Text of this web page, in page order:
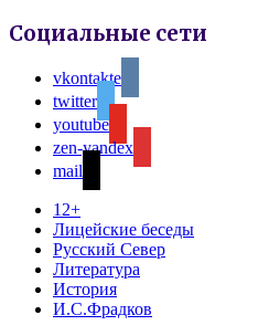
Социальные сети
vkontakte
twitter
youtube
zen-yandex
mail
12+
Лицейские беседы
Русский Север
Литература
История
И.С.Фрадков